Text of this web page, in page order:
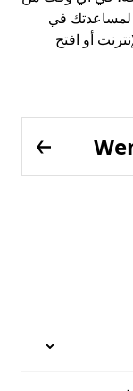
لمساعدتك في
أو افتح